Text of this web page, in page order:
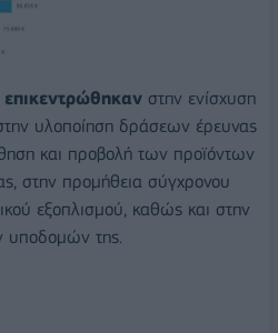
επικεντρώθηκαν στην ενίσχυση
υλοποίηση δράσεων έρευνας
και προβολή των προϊόντων
στην προμήθεια σύγχρονου
εξοπλισμού, καθώς και στην
υποδομών της.